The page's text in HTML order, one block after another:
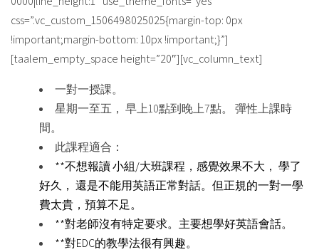
css=”.vc_custom_1506498025025{margin-top: 0px
!important;margin-bottom: 10px !important;}”]
[taalem_empty_space height=”20″][vc_column_text]
一對一授課。
星期一至五， 早上10點到晚上7點。 彈性上課時
間。
此課程適合：
**不想報讀 小組/大班課程，感覺效果不大， 學了
好久， 還是不能用英語正常對話。但正規的一對一學
費太貴，預算不足。
**對老師沒有特定要求。主要想學好英語會話。
**對EDC的教學法很有興趣。